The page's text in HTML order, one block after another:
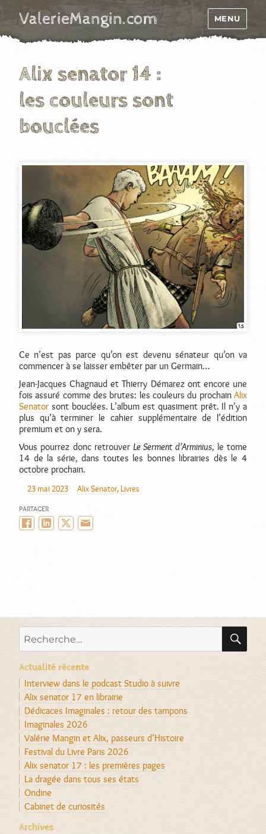
ValerieMangin.com MENU
Alix senator 14 :
les couleurs sont
bouclées
Ce n’est pas parce qu’on est devenu sénateur qu’on va
commencer à se laisser embêter par un Germain…
Jean-Jacques Chagnaud et Thierry Démarez ont encore une
fois assuré comme des brutes: les couleurs du prochain Alix
Senator sont bouclées. L’album est quasiment prêt. Il n’y a
plus qu’à terminer le cahier supplémentaire de l’édition
premium et on y sera.
Vous pourrez donc retrouver Le Serment d’Arminius, le tome
14 de la série, dans toutes les bonnes librairies dès le 4
octobre prochain.
AUTEUR
PUBLIÉ
23 mai 2023 CATÉGORIES
Alix Senator, Livres
PARTAGER
FacebookLinkedInTwitter/X
pour :
Actualité récente
Interview dans le podcast Studio à suivre
Alix senator 17 en librairie
Dédicaces Imaginales : retour des tampons
Imaginales 2026
Valérie Mangin et Alix, passeurs d’Histoire
Festival du Livre Paris 2026
Alix senator 17 : les premières pages
La dragée dans tous ses états
Ondine
Cabinet de curiosités
Archives